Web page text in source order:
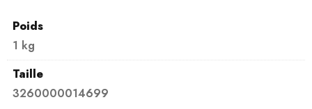
Poids
1 kg
Taille
3260000014699